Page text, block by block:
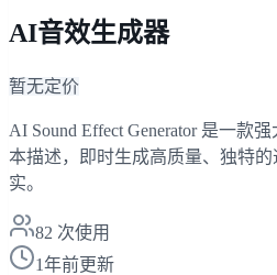
AI音效生成器
暂无定价
AI Sound Effect Generator 是一款
本描述，即时生成高质量、独特
实。
82 次使用
1年前更新